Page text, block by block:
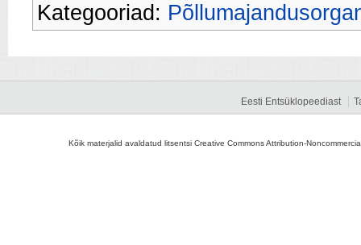
Kategooriad:
Eesti Entsüklopeediast
Kõik materjalid avaldatud litsentsi Creative Commons Attribution-